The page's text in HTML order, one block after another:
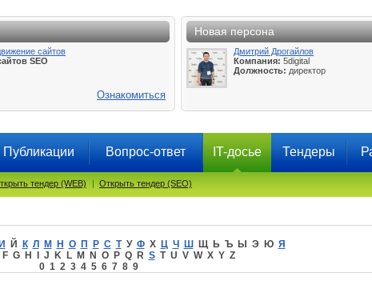
сайтов
SEO
Ознакомиться
Новая персона
Дмитрий Дрогайлов
Компания: 5digital
Должность: директор
Публикации Вопрос-ответ IT-досье Тендеры
тендер (WEB) | Открыть тендер (SEO)
И Й К Л М Н О П Р С ТУ ФХ Ц Ч Ш Щ Ь Ъ Ы Э Ю Я
G H I J K L M N O P Q R ST U V W X Y Z
0 1 2 3 4 5 6 7 8 9